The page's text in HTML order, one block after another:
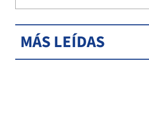
MÁS LEÍDAS